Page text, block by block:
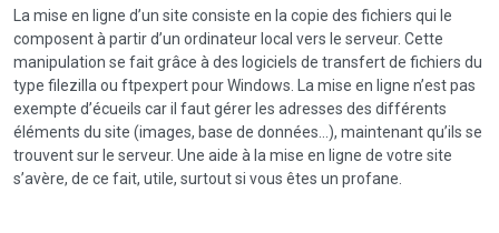
La mise en ligne d’un site consiste en la copie des fichiers qui le
composent à partir d’un ordinateur local vers le serveur. Cette
manipulation se fait grâce à des logiciels de transfert de fichiers du
type filezilla ou ftpexpert pour Windows. La mise en ligne n’est pas
exempte d’écueils car il faut gérer les adresses des différents
éléments du site (images, base de données…), maintenant qu’ils se
trouvent sur le serveur. Une aide à la mise en ligne de votre site
s’avère, de ce fait, utile, surtout si vous êtes un profane.